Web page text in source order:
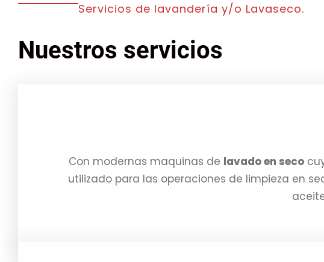
Servicios de lavandería y/o Lavaseco.
Nuestros servicios
Con modernas maquinas de lavado en seco
utilizado para las operaciones de limpieza en